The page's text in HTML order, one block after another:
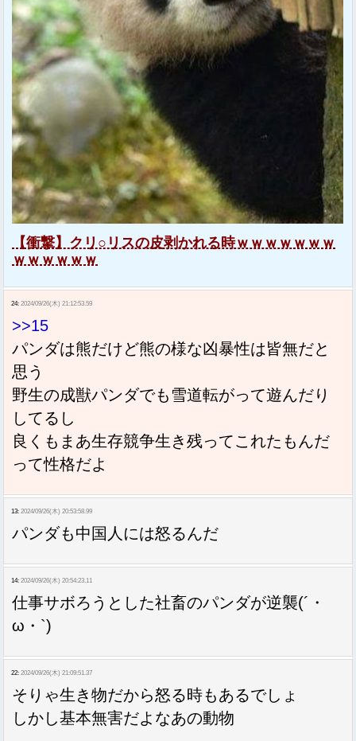
【衝撃】クリ○リスの皮剥かれる時ｗｗｗｗｗｗｗ
ｗｗｗｗｗｗ
24: 2024/09/26(木) 21:12:53.59
>>15
パンダは熊だけど熊の様な凶暴性は皆無だと
思う
野生の成獣パンダでも雪道転がって遊んだり
してるし
良くもまあ生存競争生き残ってこれたもんだ
って性格だよ
13: 2024/09/26(木) 20:53:58.99
パンダも中国人には怒るんだ
14: 2024/09/26(木) 20:54:23.11
仕事サボろうとした社畜のパンダが逆襲(´・
ω・`)
22: 2024/09/26(木) 21:09:51.37
そりゃ生き物だから怒る時もあるでしょ
しかし基本無害だよなあの動物